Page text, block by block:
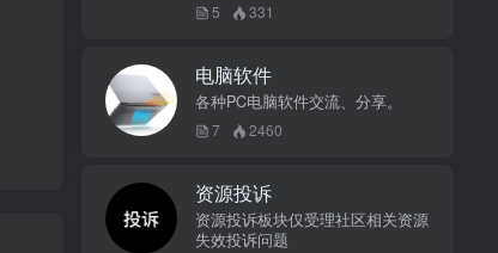
5 331
电脑软件
各种PC电脑软件交流、分享。
7 2460
资源投诉
资源投诉板块仅受理社区相关资源
失效投诉问题